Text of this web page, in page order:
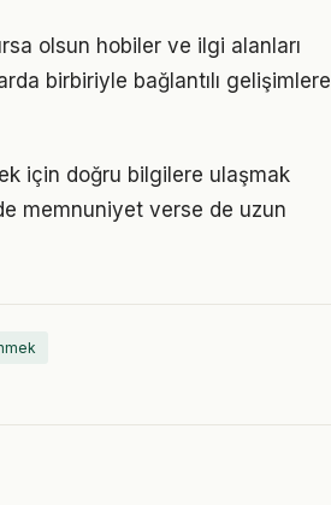
olsun hobiler ve ilgi alanları
birbiriyle bağlantılı gelişimlere
için doğru bilgilere ulaşmak
memnuniyet verse de uzun